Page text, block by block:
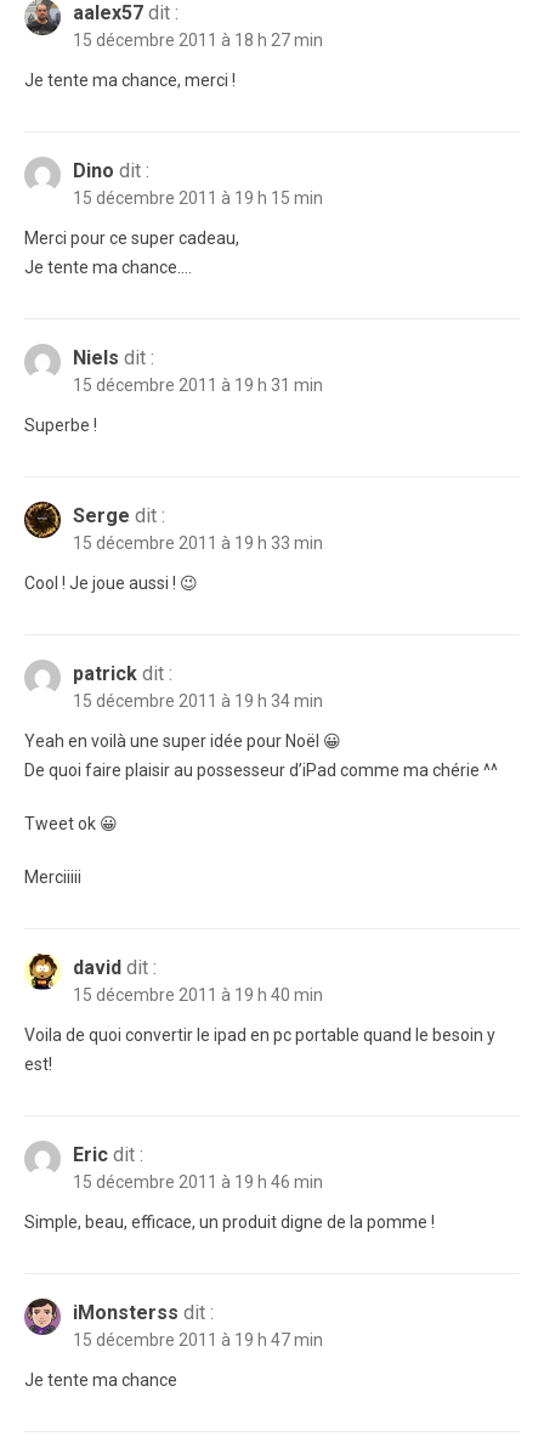
aalex57 dit :
15 décembre 2011 à 18 h 27 min
Je tente ma chance, merci !
Dino dit :
15 décembre 2011 à 19 h 15 min
Merci pour ce super cadeau,
Je tente ma chance….
Niels dit :
15 décembre 2011 à 19 h 31 min
Superbe !
Serge dit :
15 décembre 2011 à 19 h 33 min
Cool ! Je joue aussi ! 😉
patrick dit :
15 décembre 2011 à 19 h 34 min
Yeah en voilà une super idée pour Noël 😀
De quoi faire plaisir au possesseur d’iPad comme ma chérie ^^
Tweet ok 😀
Merciiiii
david dit :
15 décembre 2011 à 19 h 40 min
Voila de quoi convertir le ipad en pc portable quand le besoin y
est!
Eric dit :
15 décembre 2011 à 19 h 46 min
Simple, beau, efficace, un produit digne de la pomme !
iMonsterss dit :
15 décembre 2011 à 19 h 47 min
Je tente ma chance